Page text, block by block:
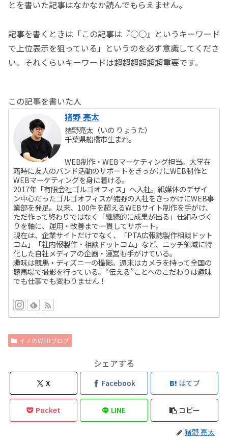
とを書いた記事はなかなか読んでもらえません。
記事を書くときは「この記事は『○○』というキーワード
で上位表示を狙っている」というのを必ず意識してくださ
い。それくらいキーワードは超超超超超超重要です。
この記事を書いた人
猪野 亮太
猪野亮太（いの りょうた）
千葉県船橋市生まれ。
WEB制作・WEBマーケティング担当。大学在
籍時に友人のバンド活動のサポートをきっかけにWEB制作と
WEBマーケティングを身に着ける。
2017年「有限会社ゴルゴオフィス」へ入社。紙媒体のデザイ
ン中心だったゴルゴオフィスが猪野の入社をきっかけにWEB事
業部を発足。以来、100件を超えるWEBサイト制作を手がけ、
ただ作って終わりではなく「継続的に成果が出る」仕組みづく
りを軸に、運用・改善まで一貫してサポート。
現在は、企業サイトだけでなく、「PTA広報誌製作相談ドット
コム」「社内報製作・相談ドットコム」など、ニッチ領域に特
化した自社メディアの企画・運営も手がけている。
趣味は競馬・ディズニーの撮影。週末はカメラを持って全国の
競馬場で撮影を行っている。“伝える”ことへのこだわりは趣味
でも仕事でも変わりません！
イノのWEBブログ
シェアする
X Facebook はてブ
Pocket LINE コピー
猪野 亮太